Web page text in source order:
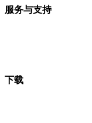
服务与支持
下载